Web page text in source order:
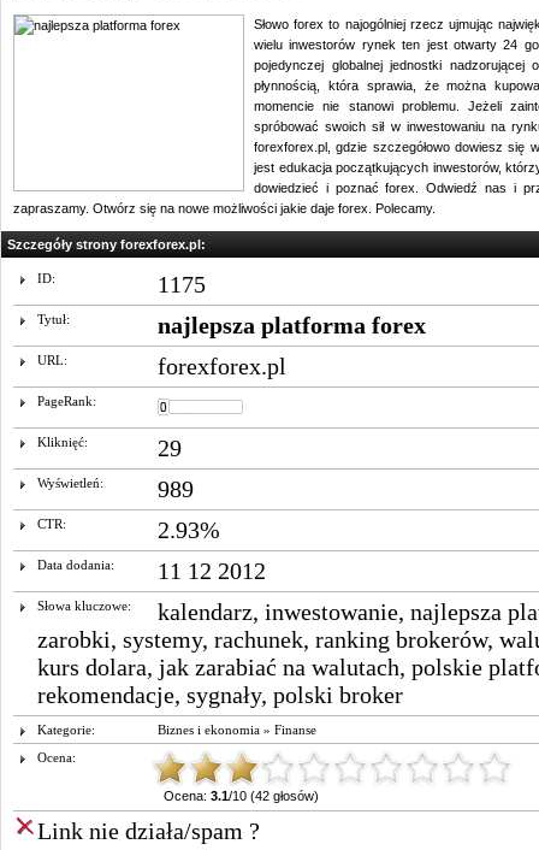
Słowo forex to najogólniej rzecz ujmując
wielu inwestorów rynek ten jest otwarty 24
pojedynczej globalnej jednostki
płynnością, która sprawia, że można
momencie nie stanowi problemu. Jeżeli
spróbować swoich sił w inwestowaniu na
forexforex.pl, gdzie szczegółowo dowiesz się
jest edukacja początkujących inwestorów,
dowiedzieć i poznać forex. Odwiedź nas i
zapraszamy. Otwórz się na nowe możliwości jakie daje forex. Polecamy.
Szczegóły strony forexforex.pl:
ID: 1175
Tytuł: najlepsza platforma forex
URL: forexforex.pl
PageRank:
Kliknięć: 29
Wyświetleń: 989
CTR: 2.93%
Data dodania: 11 12 2012
Słowa kluczowe: kalendarz, inwestowanie, najlepsza
zarobki, systemy, rachunek, ranking brokerów,
kurs dolara, jak zarabiać na walutach, polskie
rekomendacje, sygnały, polski broker
Kategorie: Biznes i ekonomia » Finanse
Ocena:
Ocena: 3.1/10 (42 głosów)
Link nie działa/spam ?